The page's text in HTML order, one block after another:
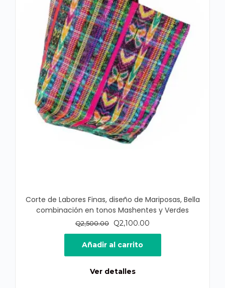
Corte de Labores Finas, diseño de Mariposas, Bella
combinación en tonos Mashentes y Verdes
Q2,500.00
El
precio
original
era:
Q2,100.00
precio
es:
Añadir al carrito
Ver detalles